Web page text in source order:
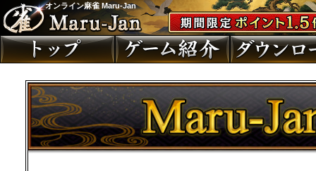
オンライン麻雀 Maru-Jan